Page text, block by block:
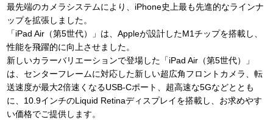
最先端のカメラシステムにより、iPhone史上最も先進的なラインナ
ップを拡張しました。
「iPad Air（第5世代）」は、Appleが設計したM1チップを搭載し、
性能を飛躍的に向上させました。
新しいカラーバリエーションで登場した「iPad Air（第5世代）」
は、センターフレームに対応した新しい超広角フロントカメラ、転
送速度が最大2倍速くなるUSB-Cポート、超高速な5Gなどととも
に、10.9インチのLiquid Retinaディスプレイを搭載し、お求めやす
い価格でご提供します。